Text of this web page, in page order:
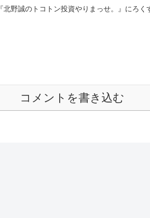
『北野誠のトコトン投資やりまっせ。』にろく
コメントを書き込む